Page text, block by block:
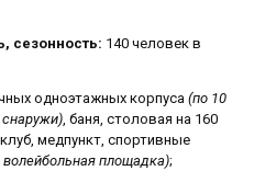
сезонность: 140 человек в
одноэтажных корпуса (по 10
снаружи), баня, столовая на 160
медпункт, спортивные
волейбольная площадка);